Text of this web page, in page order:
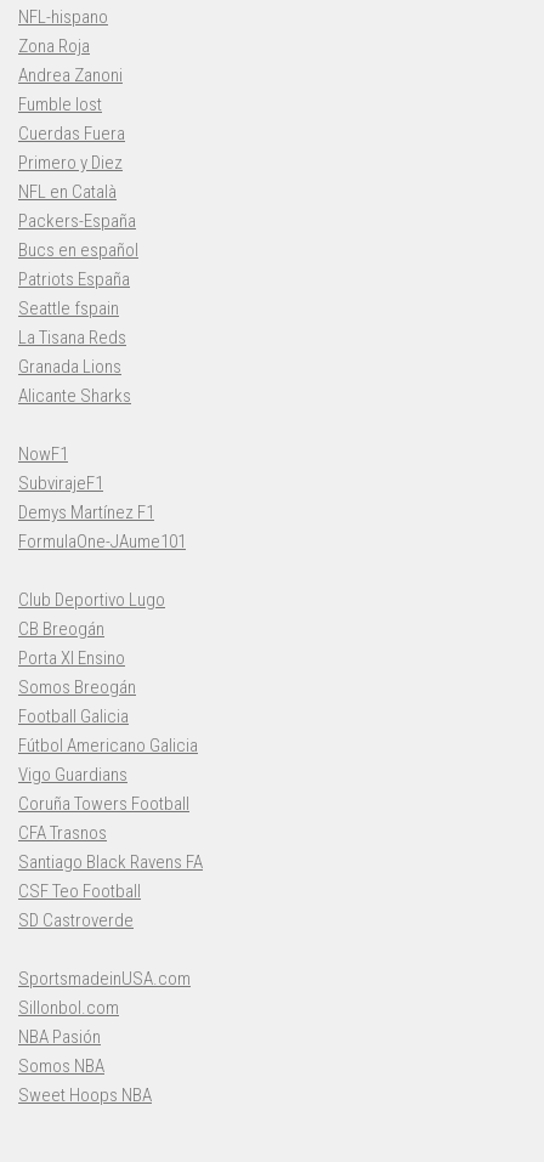
NFL-hispano
Zona Roja
Andrea Zanoni
Fumble lost
Cuerdas Fuera
Primero y Diez
NFL en Català
Packers-España
Bucs en español
Patriots España
Seattle fspain
La Tisana Reds
Granada Lions
Alicante Sharks
NowF1
SubvirajeF1
Demys Martínez F1
FormulaOne-JAume101
Club Deportivo Lugo
CB Breogán
Porta XI Ensino
Somos Breogán
Football Galicia
Fútbol Americano Galicia
Vigo Guardians
Coruña Towers Football
CFA Trasnos
Santiago Black Ravens FA
CSF Teo Football
SD Castroverde
SportsmadeinUSA.com
Sillonbol.com
NBA Pasión
Somos NBA
Sweet Hoops NBA